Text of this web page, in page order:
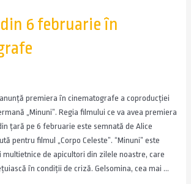
6 februarie în
anunță premiera în cinematografe a coproducției
„Minuni”. Regia filmului ce va avea premiera
țară pe 6 februarie este semnată de Alice
pentru filmul „Corpo Celeste”. “Minuni” este
de apicultori din zilele noastre, care
în condiţii de criză. Gelsomina, cea mai …